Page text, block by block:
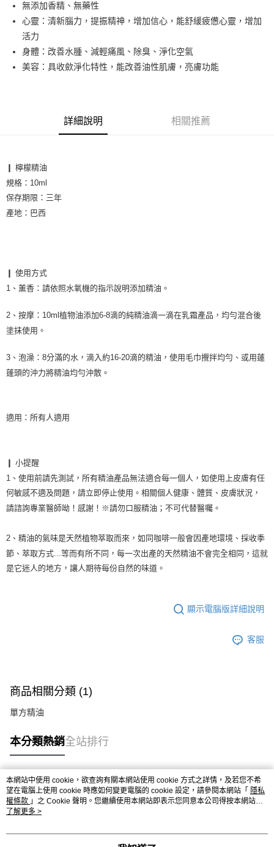
悠遊付
運送方式
每筆NT$60，滿NT$1,000(含以上)免運費
無添加香精、無藥性
心靈：清新腦力，提振精神，增加信心，能舒緩疲憊心靈，增加
活力
身體：改善水腫、減輕痛風、除臭、淨化空氣
美容：具收歛淨化特性，能改善油性肌膚，亮膚功能
詳細說明 相關推薦
❙ 檸檬精油
規格：10ml
保存期限：三年
產地：巴西
❙ 使用方式
1、薰香 ： 請依照水氧機的指示說明添加精油。
2、 按摩： 10ml植物油添加6-8滴的純精油滴一滴在乳霜產品，均勻混合後
塗抹使用 。
3、 泡澡 ： 8分滿的水，滴入約16-20滴的精油，使用毛巾攪拌均勻、或用蓮
蓬頭的沖力將精油均勻沖散 。
適用：所有人適用
❙ 小提醒
1、使用前請先測試，所有精油產品無法適合每一個人，如使用上皮膚有任
何敏感不適及問題，請立即停止使用。相關個人健康、體質、皮膚狀況，
請諮詢專業醫師呦！感謝！※請勿口服精油；不可代替醫囑。
2、精油的氣味是天然植物萃取而來，如同咖啡一般會因產地環境、採收季
節、萃取方式...等而有所不同，每一次出產的天然精油不會完全相同，這就
是它迷人的地方，讓人期待每份自然的味道。
顯示電腦版詳細說明
客服
商品相關分類 (1)
單方精油
本分類熱銷全站排行
熱門標籤
本網站中使用 cookie，欲查詢有關本網站使用 cookie 方式之詳情，及若您不希
望在電腦上使用 cookie 時應如何變更電腦的 cookie 設定，請參閱本網站「 隱私
權條款 」之 Cookie 聲明。您繼續使用本網站即表示您同意本公司得按本網站使
用條款之 Cookie 聲明使用 cookie。
了解更多 >